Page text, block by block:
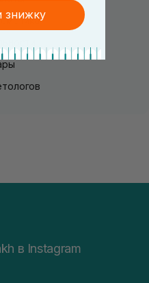
в Instagram
знижку